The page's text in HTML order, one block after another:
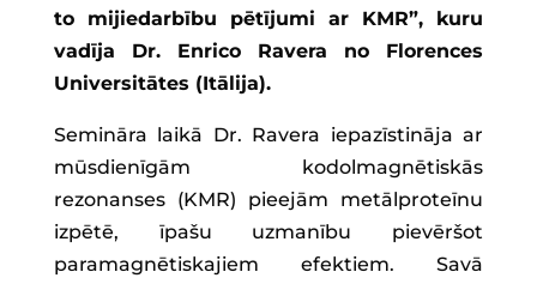
to mijiedarbību pētījumi ar KMR”, kuru
vadīja Dr. Enrico Ravera no Florences
Universitātes (Itālija).
Semināra laikā Dr. Ravera iepazīstināja ar
mūsdienīgām kodolmagnētiskās
rezonanses (KMR) pieejām metālproteīnu
izpētē, īpašu uzmanību pievēršot
paramagnētiskajiem efektiem. Savā